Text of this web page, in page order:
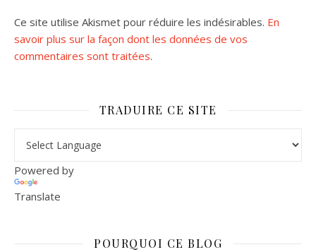
Ce site utilise Akismet pour réduire les indésirables. En
savoir plus sur la façon dont les données de vos
commentaires sont traitées.
TRADUIRE CE SITE
Powered by
Translate
POURQUOI CE BLOG